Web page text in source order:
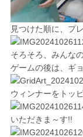
見つけた順に、プ
そろそろ、みんな
ゲームの後は、ギ
ウィンナーをトッ
いただきま～す!!